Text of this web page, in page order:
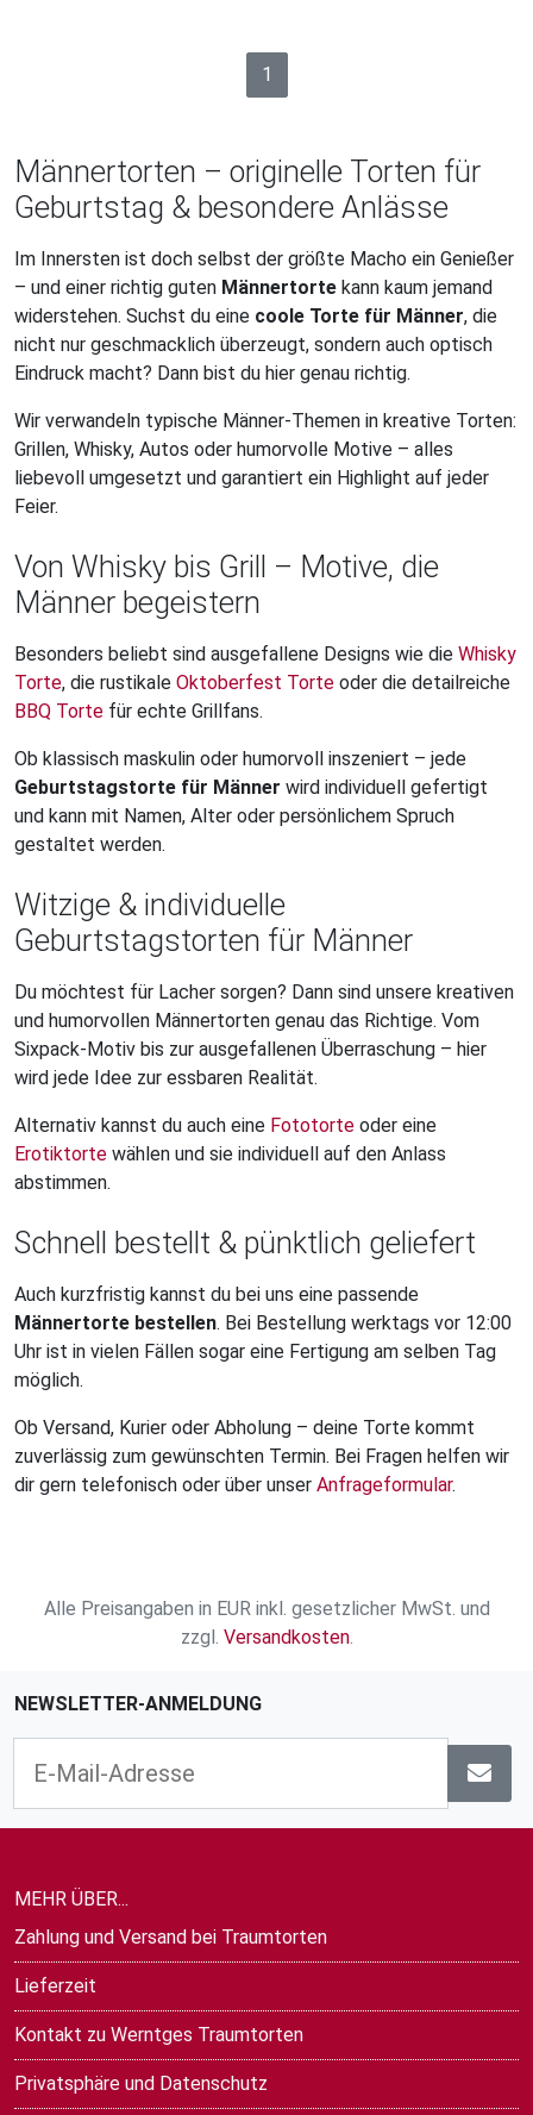
1
Männertorten – originelle Torten für
Geburtstag & besondere Anlässe
Im Innersten ist doch selbst der größte Macho ein Genießer
– und einer richtig guten Männertorte kann kaum jemand
widerstehen. Suchst du eine coole Torte für Männer, die
nicht nur geschmacklich überzeugt, sondern auch optisch
Eindruck macht? Dann bist du hier genau richtig.
Wir verwandeln typische Männer-Themen in kreative Torten:
Grillen, Whisky, Autos oder humorvolle Motive – alles
liebevoll umgesetzt und garantiert ein Highlight auf jeder
Feier.
Von Whisky bis Grill – Motive, die
Männer begeistern
Besonders beliebt sind ausgefallene Designs wie die Whisky
Torte, die rustikale Oktoberfest Torte oder die detailreiche
BBQ Torte für echte Grillfans.
Ob klassisch maskulin oder humorvoll inszeniert – jede
Geburtstagstorte für Männer wird individuell gefertigt
und kann mit Namen, Alter oder persönlichem Spruch
gestaltet werden.
Witzige & individuelle
Geburtstagstorten für Männer
Du möchtest für Lacher sorgen? Dann sind unsere kreativen
und humorvollen Männertorten genau das Richtige. Vom
Sixpack-Motiv bis zur ausgefallenen Überraschung – hier
wird jede Idee zur essbaren Realität.
Alternativ kannst du auch eine Fototorte oder eine
Erotiktorte wählen und sie individuell auf den Anlass
abstimmen.
Schnell bestellt & pünktlich geliefert
Auch kurzfristig kannst du bei uns eine passende
Männertorte bestellen. Bei Bestellung werktags vor 12:00
Uhr ist in vielen Fällen sogar eine Fertigung am selben Tag
möglich.
Ob Versand, Kurier oder Abholung – deine Torte kommt
zuverlässig zum gewünschten Termin. Bei Fragen helfen wir
dir gern telefonisch oder über unser Anfrageformular.
Alle Preisangaben in EUR inkl. gesetzlicher MwSt. und
zzgl. Versandkosten.
NEWSLETTER-ANMELDUNG
MEHR ÜBER...
Zahlung und Versand bei Traumtorten
Lieferzeit
Kontakt zu Werntges Traumtorten
Privatsphäre und Datenschutz